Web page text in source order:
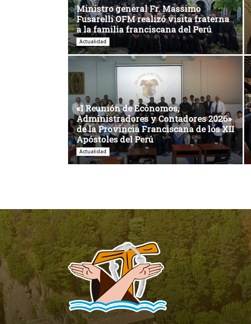
Ministro general Fr. Massimo
Fusarelli OFM realizó visita fraterna
a la familia franciscana del Perú
Actualidad
«I Reunión de Ecónomos,
Administradores y Contadores 2026»
de la Provincia Franciscana de los XII
Apóstoles del Perú
Actualidad